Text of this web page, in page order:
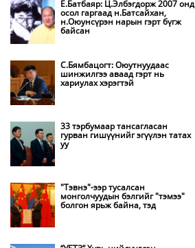
Амаргүй цаг үеийг ирэх
НИТХ-ын төлөөлөгчид COP17
Монгол Улс “COP17”-д “Тал
Нөөцийн махны худалдаа,
Ё.Батбаяр: Ц.Элбэгдорж 2007 онд
осол гаргаад н.Батсайхан,
н.Оюунсүрэн нарын гэрт бүгж
байсан
С.Бямбацогт: Оюутнуудаас
шинжилгээ аваад гэрт нь
хариулах хэрэгтэй
33 тэрбумаар тансагласан
гурван гишүүнийг эгүүлэн татах
уу
"Тэвнэ"-ээр тусалсан
монголчуудын бэлгийг "тэмээ"
болгон ярьж байна, тэд